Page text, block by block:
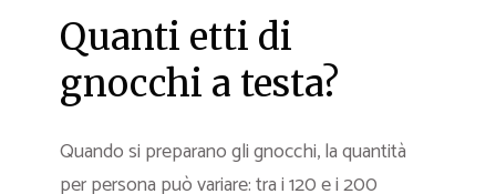
Quanti etti di
gnocchi a testa?
Quando si preparano gli gnocchi, la quantità
per persona può variare: tra i 120 e i 200